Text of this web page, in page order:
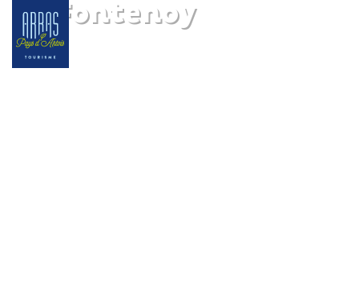
Le Fontenoy